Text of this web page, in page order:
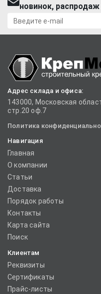
новинок,
Адрес склада и офиса:
143000, Московская
стр.20 оф.7
Политика
Навигация
Главная
О компании
Статьи
Доставка
Порядок работы
Контакты
Карта сайта
Поиск
Клиентам
Реквизиты
Сертификаты
Прайс-листы